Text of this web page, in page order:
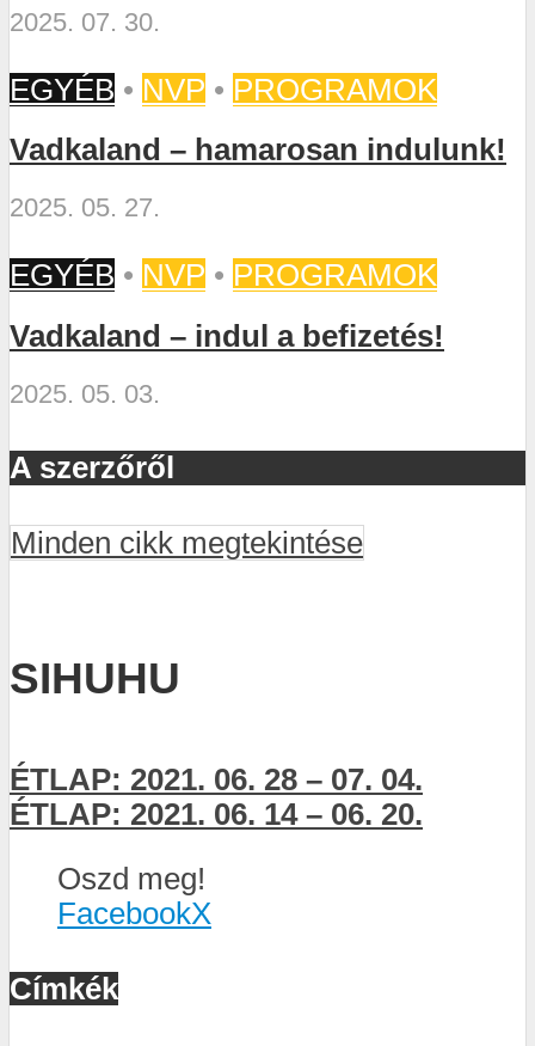
2025. 07. 30.
EGYÉB • NVP • PROGRAMOK
Vadkaland – hamarosan indulunk!
2025. 05. 27.
EGYÉB • NVP • PROGRAMOK
Vadkaland – indul a befizetés!
2025. 05. 03.
A szerzőről
Minden cikk megtekintése
SIHUHU
ÉTLAP: 2021. 06. 28 – 07. 04.
ÉTLAP: 2021. 06. 14 – 06. 20.
Oszd meg!
FacebookX
Címkék